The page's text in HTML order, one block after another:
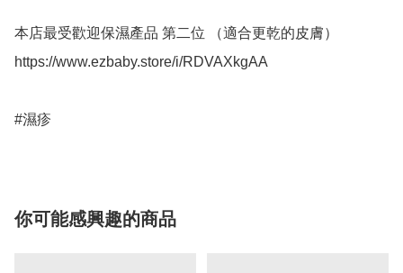
本店最受歡迎保濕產品 第二位 （適合更乾的皮膚）
https://www.ezbaby.store/i/RDVAXkgAA
#濕疹
你可能感興趣的商品